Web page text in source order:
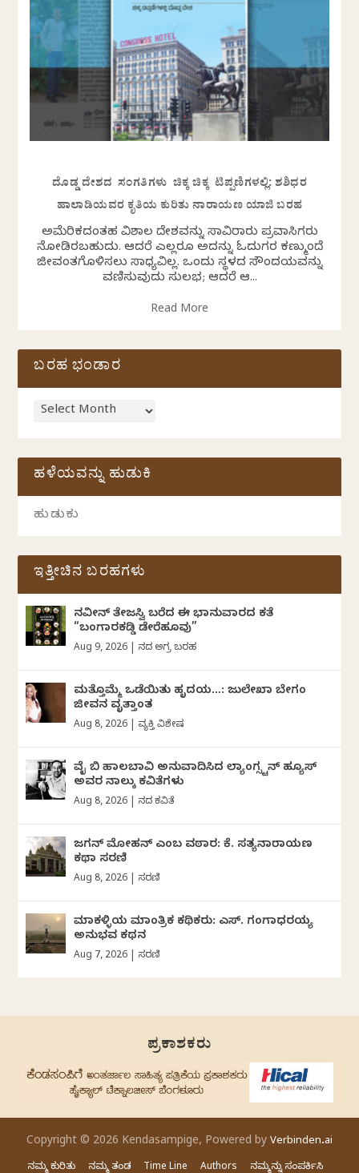
ದೊಡ್ಡ ದೇಶದ ಸಂಗತಿಗಳು ಚಿಕ್ಕ ಚಿಕ್ಕ ಟಿಪ್ಪಣಿಗಳಲ್ಲಿ: ಶಶಿಧರ
ಹಾಲಾಡಿಯವರ ಕೃತಿಯ ಕುರಿತು ನಾರಾಯಣ ಯಾಜಿ ಬರಹ
ಅಮೆರಿಕದಂತಹ ವಿಶಾಲ ದೇಶವನ್ನು ಸಾವಿರಾರು ಪ್ರವಾಸಿಗರು
ನೋಡಿರಬಹುದು. ಆದರೆ ಎಲ್ಲರೂ ಅದನ್ನು ಓದುಗರ ಕಣ್ಮುಂದೆ
ಜೀವಂತಗೊಳಿಸಲು ಸಾಧ್ಯವಿಲ್ಲ. ಒಂದು ಸ್ಥಳದ ಸೌಂದರ್ಯವನ್ನು
ವರ್ಣಿಸುವುದು ಸುಲಭ; ಆದರೆ ಆ...
Read More
ಬರಹ ಭಂಡಾರ
ಹಳೆಯವನ್ನು ಹುಡುಕಿ
ಇತ್ತೀಚಿನ ಬರಹಗಳು
ನವೀನ್‌ ತೇಜಸ್ವಿ ಬರೆದ ಈ ಭಾನುವಾರದ ಕತೆ
“ಬಂಗಾರಕಡ್ಡಿ ಡೇರೆಹೂವು”
Aug 9, 2026 ದಿನದ ಅಗ್ರ ಬರಹ
ಮತ್ತೊಮ್ಮೆ ಒಡೆಯಿತು ಹೃದಯ…: ಜುಲೇಖಾ ಬೇಗಂ
ಜೀವನ ವೃತ್ತಾಂತ
Aug 8, 2026 ವ್ಯಕ್ತಿ ವಿಶೇಷ
ವೈ ಬಿ ಹಾಲಬಾವಿ ಅನುವಾದಿಸಿದ ಲ್ಯಾಂಗ್ಸ್ಟನ್ ಹ್ಯೂಸ್
ಅವರ ನಾಲ್ಕು ಕವಿತೆಗಳು
Aug 8, 2026 ದಿನದ ಕವಿತೆ
ಜಗನ್‌ ಮೋಹನ್‌ ಎಂಬ ವಠಾರ: ಕೆ. ಸತ್ಯನಾರಾಯಣ
ಕಥಾ ಸರಣಿ
Aug 8, 2026 ಸರಣಿ
ಮಾಕಳ್ಳಿಯ ಮಾಂತ್ರಿಕ ಕಥಿಕರು: ಎಸ್. ಗಂಗಾಧರಯ್ಯ
ಅನುಭವ ಕಥನ
Aug 7, 2026 ಸರಣಿ
ಪ್ರಕಾಶಕರು
Copyright © 2026 Kendasampige, Powered by Verbinden.ai
ನಮ್ಮ ಕುರಿತು ನಮ್ಮ ತಂಡ Time Line Authors ನಮ್ಮನ್ನು ಸಂಪರ್ಕಿಸಿ